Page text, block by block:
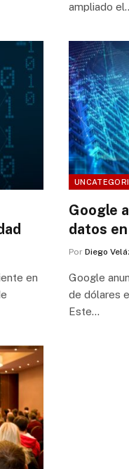
ampliado
en
Google
datos
Por Diego
Google
de dólares
Este…